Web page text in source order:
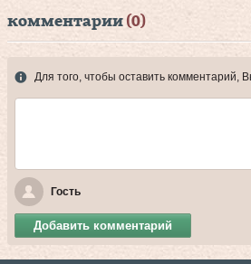
комментарии (0)
Для того, чтобы оставить комментарий,
Гость
Добавить комментарий